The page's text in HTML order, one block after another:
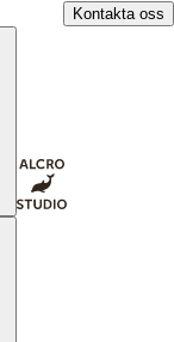
Kontakta oss